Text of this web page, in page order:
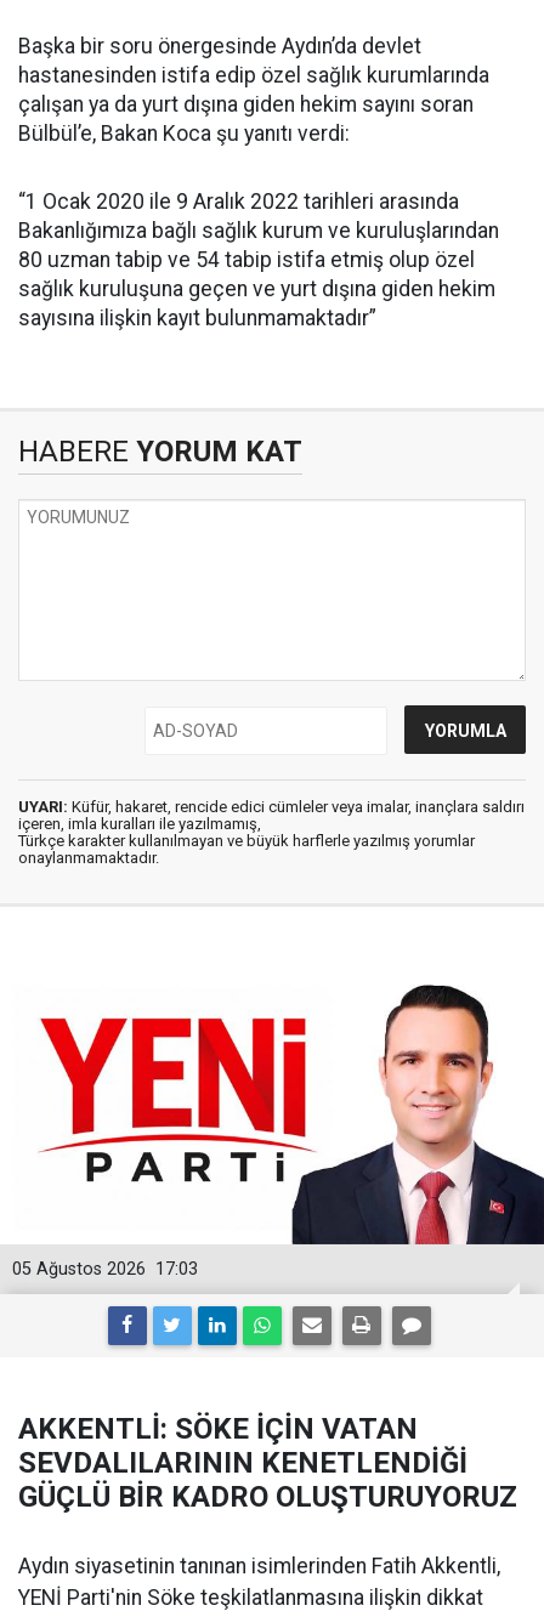
Başka bir soru önergesinde Aydın’da devlet
hastanesinden istifa edip özel sağlık kurumlarında
çalışan ya da yurt dışına giden hekim sayını soran
Bülbül’e, Bakan Koca şu yanıtı verdi:
“1 Ocak 2020 ile 9 Aralık 2022 tarihleri arasında
Bakanlığımıza bağlı sağlık kurum ve kuruluşlarından
80 uzman tabip ve 54 tabip istifa etmiş olup özel
sağlık kuruluşuna geçen ve yurt dışına giden hekim
sayısına ilişkin kayıt bulunmamaktadır”
HABERE YORUM KAT
UYARI: Küfür, hakaret, rencide edici cümleler veya imalar, inançlara saldırı
içeren, imla kuralları ile yazılmamış,
Türkçe karakter kullanılmayan ve büyük harflerle yazılmış yorumlar
onaylanmamaktadır.
17:03
05 Ağustos 2026
AKKENTLİ: SÖKE İÇİN VATAN
SEVDALILARININ KENETLENDİĞİ
GÜÇLÜ BİR KADRO OLUŞTURUYORUZ
Aydın siyasetinin tanınan isimlerinden Fatih Akkentli,
YENİ Parti'nin Söke teşkilatlanmasına ilişkin dikkat